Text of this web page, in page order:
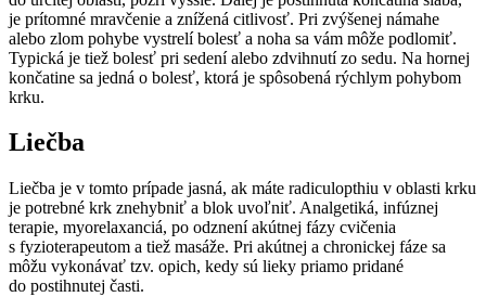
je prítomné mravčenie a znížená citlivosť. Pri zvýšenej námahe
alebo zlom pohybe vystrelí bolesť a noha sa vám môže podlomiť.
Typická je tiež bolesť pri sedení alebo zdvihnutí zo sedu. Na hornej
končatine sa jedná o bolesť, ktorá je spôsobená rýchlym pohybom
krku.
Liečba
Liečba je v tomto prípade jasná, ak máte radiculopthiu v oblasti krku
je potrebné krk znehybniť a blok uvoľniť. Analgetiká, infúznej
terapie, myorelaxanciá, po odznení akútnej fázy cvičenia
s fyzioterapeutom a tiež masáže. Pri akútnej a chronickej fáze sa
môžu vykonávať tzv. opich, kedy sú lieky priamo pridané
do postihnutej časti.